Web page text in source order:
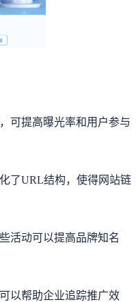
可提高曝光率和用户参与
了URL结构，使得网站链
活动可以提高品牌知名
以帮助企业追踪推广效